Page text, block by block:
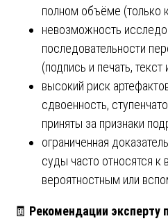
полном объёме (только
невозможность
последовательности
(подпись и печать, текст
высокий риск
сдвоенность,
приняты за признаки
ограниченная
суды часто относятся к
вероятностным или
🧾 Рекомендации эксперту